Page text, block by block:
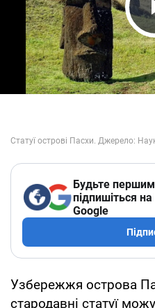
Будьте
підпишіться
Google
Узбережжя острова
стародавні статуї